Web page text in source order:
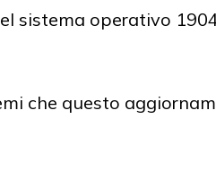
sistema operativo
che questo